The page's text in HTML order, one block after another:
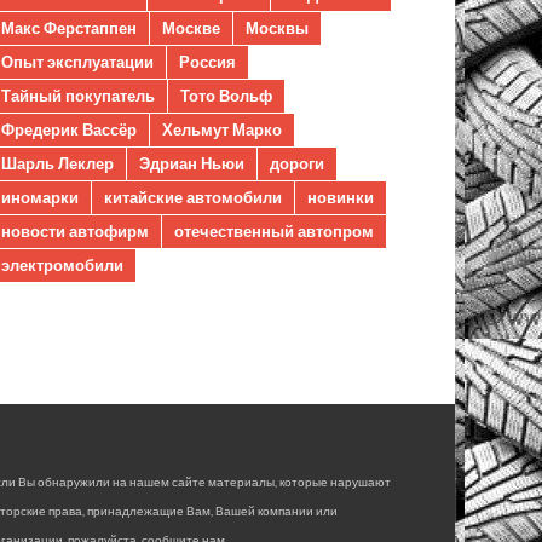
Макс Ферстаппен
Москве
Москвы
Опыт эксплуатации
Россия
Тайный покупатель
Тото Вольф
Фредерик Вассёр
Хельмут Марко
Шарль Леклер
Эдриан Ньюи
дороги
иномарки
китайские автомобили
новинки
новости автофирм
отечественный автопром
электромобили
Вы обнаружили на нашем сайте материалы, которые нарушают
права, принадлежащие Вам, Вашей компании или